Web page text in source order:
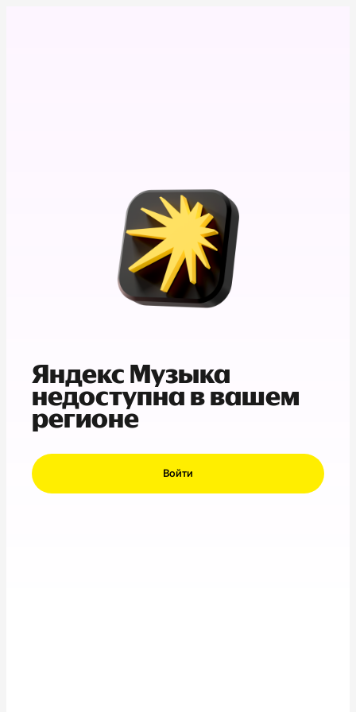
Яндекс Музыка
недоступна в вашем
регионе
Войти